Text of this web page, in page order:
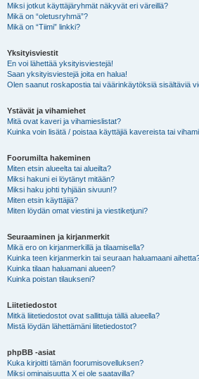
Miksi jotkut käyttäjäryhmät näkyvät eri väreillä?
Mikä on “oletusryhmä”?
Mikä on “Tiimi” linkki?
Yksityisviestit
En voi lähettää yksityisviestejä!
Saan yksityisviestejä joita en halua!
Olen saanut roskapostia tai väärinkäytöksiä sisältäviä
Ystävät ja vihamiehet
Mitä ovat kaveri ja vihamieslistat?
Kuinka voin lisätä / poistaa käyttäjiä kavereista tai
Foorumilta hakeminen
Miten etsin alueelta tai alueilta?
Miksi hakuni ei löytänyt mitään?
Miksi haku johti tyhjään sivuun!?
Miten etsin käyttäjiä?
Miten löydän omat viestini ja viestiketjuni?
Seuraaminen ja kirjanmerkit
Mikä ero on kirjanmerkillä ja tilaamisella?
Kuinka teen kirjanmerkin tai seuraan haluamaani
Kuinka tilaan haluamani alueen?
Kuinka poistan tilaukseni?
Liitetiedostot
Mitkä liitetiedostot ovat sallittuja tällä alueella?
Mistä löydän lähettämäni liitetiedostot?
phpBB -asiat
Kuka kirjoitti tämän foorumisovelluksen?
Miksi ominaisuutta X ei ole saatavilla?